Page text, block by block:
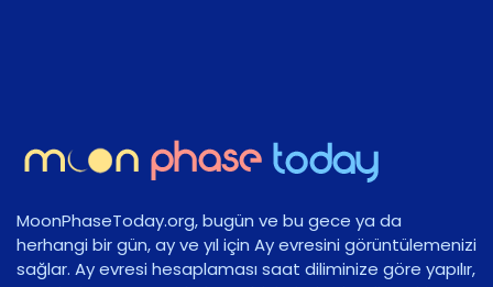
MoonPhaseToday.org, bugün ve bu gece ya da
herhangi bir gün, ay ve yıl için Ay evresini görüntülemenizi
sağlar. Ay evresi hesaplaması saat diliminize göre yapılır,